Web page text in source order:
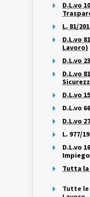
D.L.vo
L. 81/
D.L.vo
Lavoro)
D.L.vo
D.L.vo
D.L.vo
D.L.vo
D.L.vo
L. 977/
D.L.vo
Tutta la
Tutte